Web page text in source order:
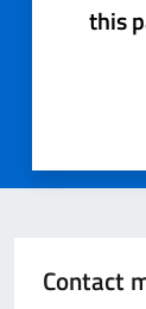
this
Contact